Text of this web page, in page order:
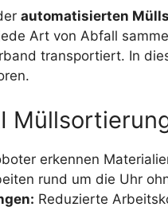
automatisierten
Art von Abfall
transportiert. In
erkennen
rund um die Uhr
Reduzierte